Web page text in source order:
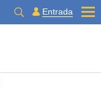
Entrada